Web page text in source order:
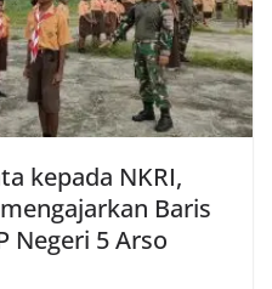
kepada NKRI,
Baris
Negeri 5 Arso